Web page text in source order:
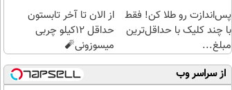
پس‌اندازت رو طلا کن! فقط
با چند کلیک با حداقل‌ترین
مبلغ...
از الان تا آخر تابستون
حداقل 12کیلو چربی
میسوزونی🧨
از سراسر وب